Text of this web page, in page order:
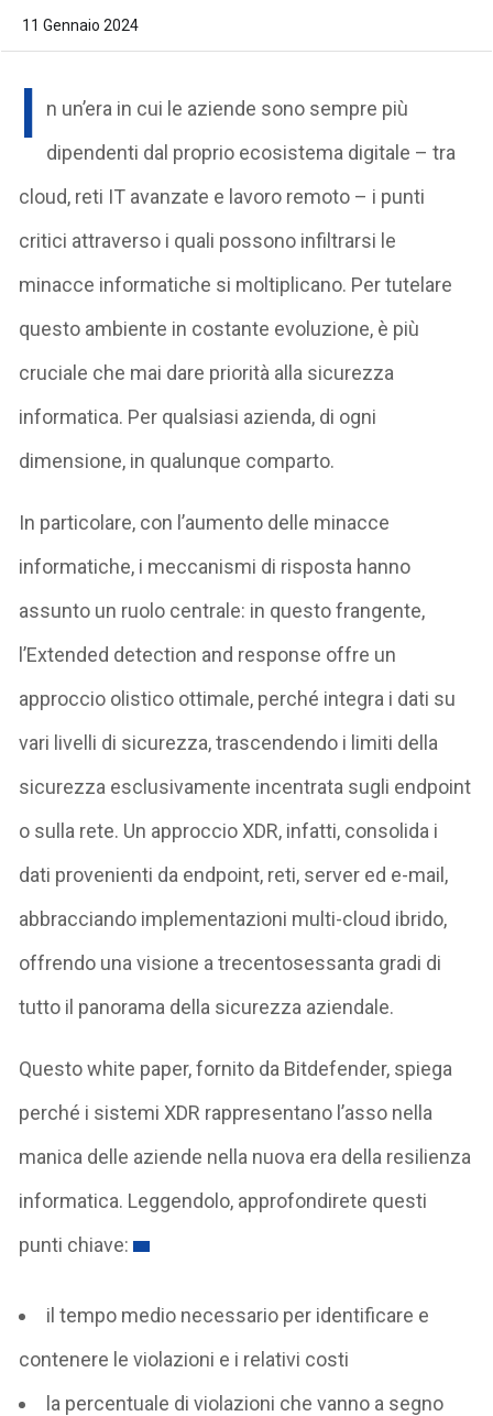
11 Gennaio 2024
I
n un’era in cui le aziende sono sempre più
dipendenti dal proprio ecosistema digitale – tra
cloud, reti IT avanzate e lavoro remoto – i punti
critici attraverso i quali possono infiltrarsi le
minacce informatiche si moltiplicano. Per tutelare
questo ambiente in costante evoluzione, è più
cruciale che mai dare priorità alla sicurezza
informatica. Per qualsiasi azienda, di ogni
dimensione, in qualunque comparto.
In particolare, con l’aumento delle minacce
informatiche, i meccanismi di risposta hanno
assunto un ruolo centrale: in questo frangente,
l’Extended detection and response offre un
approccio olistico ottimale, perché integra i dati su
vari livelli di sicurezza, trascendendo i limiti della
sicurezza esclusivamente incentrata sugli endpoint
o sulla rete. Un approccio XDR, infatti, consolida i
dati provenienti da endpoint, reti, server ed e-mail,
abbracciando implementazioni multi-cloud ibrido,
offrendo una visione a trecentosessanta gradi di
tutto il panorama della sicurezza aziendale.
Questo white paper, fornito da Bitdefender, spiega
perché i sistemi XDR rappresentano l’asso nella
manica delle aziende nella nuova era della resilienza
informatica. Leggendolo, approfondirete questi
punti chiave:
il tempo medio necessario per identificare e
contenere le violazioni e i relativi costi
la percentuale di violazioni che vanno a segno